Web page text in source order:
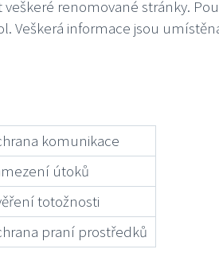
renomované stránky.
Veškerá informace jsou
komunikace
útoků
totožnosti
praní prostředků